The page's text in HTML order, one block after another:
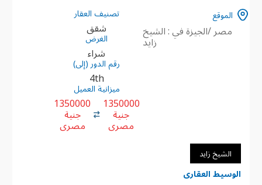
الموقع
مصر /الجيزة في : الشيخ
زايد
تصنيف العقار
شقق
الغرض
شراء
رقم الدور (إلى)
4th
ميزانية العميل
1350000
جنية
مصرى
1350000
جنية
مصرى
الشيخ زايد
الوسيط العقارى